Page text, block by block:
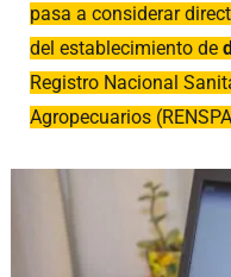
pasa a considerar
del establecimiento de
Registro Nacional
Agropecuarios